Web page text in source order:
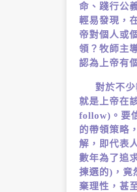
命、踐行公
輕易發現，
帝對個人或
領？牧師主
認為上帝有
對於不
就是上帝在
follow)。要
的帶領策略
解，即代表
數年為了追
揀選的)，竟
棄理性，甚